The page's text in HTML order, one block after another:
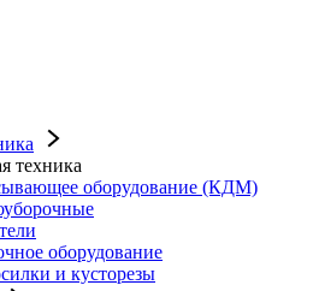
техника
оборудование (КДМ)
оборудование
и кусторезы